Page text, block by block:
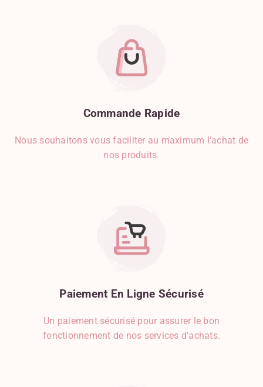
Commande Rapide
Nous souhaitons vous faciliter au maximum l’achat de
nos produits.
Paiement En Ligne Sécurisé
Un paiement sécurisé pour assurer le bon
fonctionnement de nos services d’achats.